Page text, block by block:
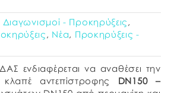
Διαγωνισμοί - Προκηρύξεις ,
, Νέα, Προκηρύξεις -
ενδιαφέρεται να αναθέσει την
αντεπίστροφης DN150 –